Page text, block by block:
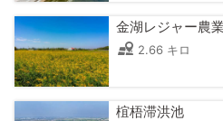
金湖レジャー農
2.66 キロ
椬梧滞洪池